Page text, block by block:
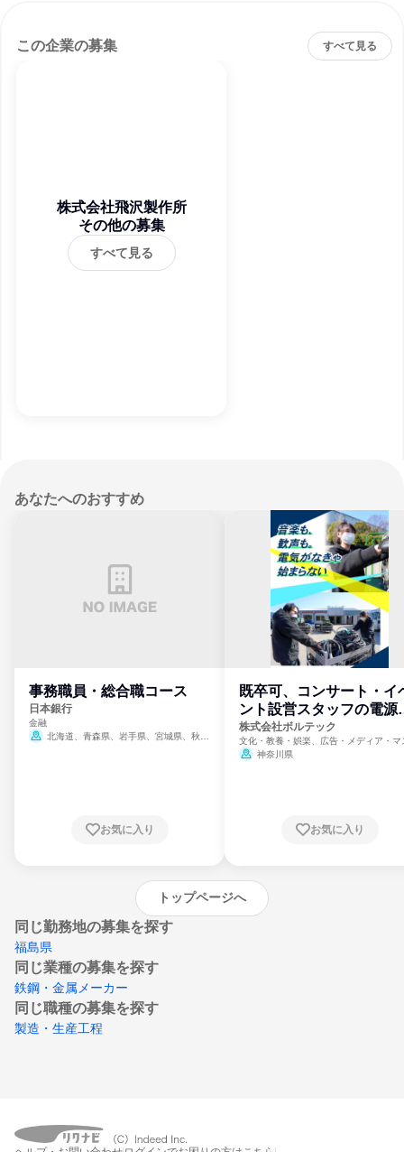
この企業の募集 すべて見る
株式会社飛沢製作所
その他の募集
すべて見る
あなたへのおすすめ
事務職員・総合職コース
日本銀行
金融
北海道、青森県、岩手県、宮城県、秋田
崎県、熊本県、大分県、宮崎県、鹿児島県、
お気に入り
既卒可、コンサート・イ
ント設営スタッフの電源
門
株式会社ボルテック
文化・教養・娯楽、広告・メディア・マ
ミ、電力・ガス・水道・エネルギー
神奈川県
お気に入り
トップページへ
同じ勤務地の募集を探す
福島県
同じ業種の募集を探す
鉄鋼・金属メーカー
同じ職種の募集を探す
製造・生産工程